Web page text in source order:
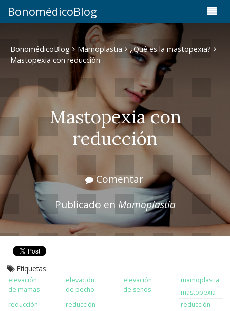
BonomédicoBlog
BonomédicoBlog Mamoplastia
¿Qué es la mastopexia?
Mastopexia con reducción
Mastopexia con
reducción
Comentar
Publicado enMamoplastia
Etiquetas:
elevación
de mamas
elevación
de pecho
elevación
de senos
mamoplastia
mastopexia
reducción
reducción
reducción